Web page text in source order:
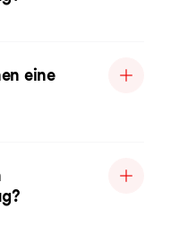
eine